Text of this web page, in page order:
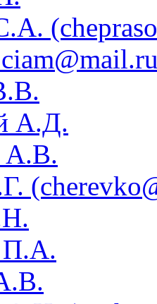
А.Д.
А.В.
П.А.